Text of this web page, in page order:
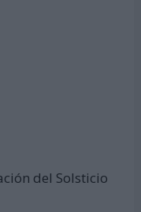
del Solsticio